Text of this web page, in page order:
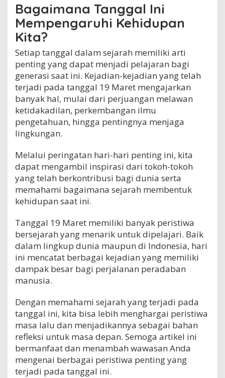
Bagaimana Tanggal Ini
Mempengaruhi Kehidupan
Kita?
Setiap tanggal dalam sejarah memiliki arti
penting yang dapat menjadi pelajaran bagi
generasi saat ini. Kejadian-kejadian yang telah
terjadi pada tanggal 19 Maret mengajarkan
banyak hal, mulai dari perjuangan melawan
ketidakadilan, perkembangan ilmu
pengetahuan, hingga pentingnya menjaga
lingkungan.
Melalui peringatan hari-hari penting ini, kita
dapat mengambil inspirasi dari tokoh-tokoh
yang telah berkontribusi bagi dunia serta
memahami bagaimana sejarah membentuk
kehidupan saat ini.
Tanggal 19 Maret memiliki banyak peristiwa
bersejarah yang menarik untuk dipelajari. Baik
dalam lingkup dunia maupun di Indonesia, hari
ini mencatat berbagai kejadian yang memiliki
dampak besar bagi perjalanan peradaban
manusia.
Dengan memahami sejarah yang terjadi pada
tanggal ini, kita bisa lebih menghargai peristiwa
masa lalu dan menjadikannya sebagai bahan
refleksi untuk masa depan. Semoga artikel ini
bermanfaat dan menambah wawasan Anda
mengenai berbagai peristiwa penting yang
terjadi pada tanggal ini.